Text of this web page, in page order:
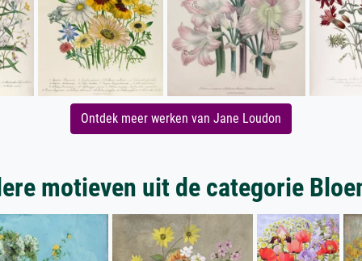
Ontdek meer werken van Jane Loudon
motieven uit de categorie